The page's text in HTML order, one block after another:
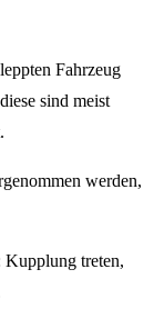
Fahrzeug
sind meist
werden,
Kupplung treten,